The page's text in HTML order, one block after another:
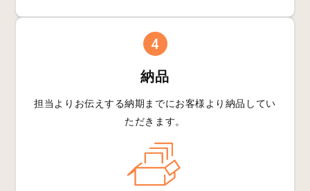
4
納品
担当よりお伝えする納期までにお客様より 納品してい
ただきます。